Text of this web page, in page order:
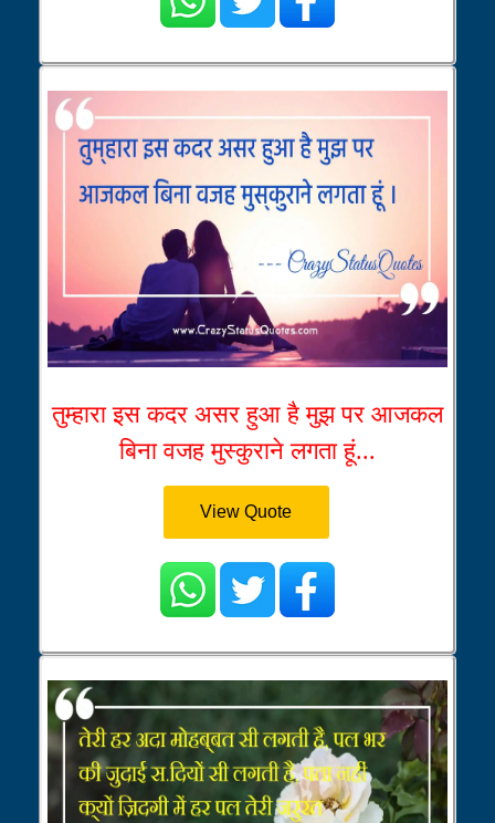
तुम्हारा इस कदर असर हुआ है मुझ पर आजकल
बिना वजह मुस्कुराने लगता हूं...
View Quote